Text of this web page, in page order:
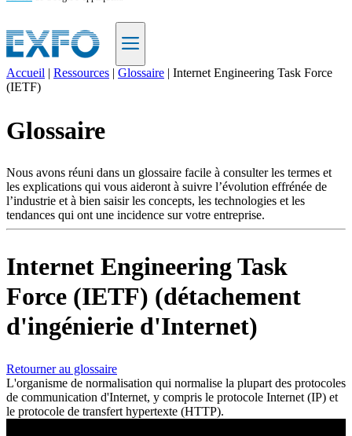
FR
Produits
Solutions
Services
Acheter
Ressources
Contactez-
S'enregistrer
Se
connecter
Entreprise
Emploi
Partenaires
Fournisseurs
Accueil | Ressources | Glossaire | Internet Engineering Task Force
(IETF)
Glossaire
Nous avons réuni dans un glossaire facile à consulter les termes et
les explications qui vous aideront à suivre l’évolution effrénée de
l’industrie et à bien saisir les concepts, les technologies et les
tendances qui ont une incidence sur votre entreprise.
Internet Engineering Task
Force (IETF) (détachement
d'ingénierie d'Internet)
Retourner au glossaire
L'organisme de normalisation qui normalise la plupart des protocoles
de communication d'Internet, y compris le protocole Internet (IP) et
le protocole de transfert hypertexte (HTTP).